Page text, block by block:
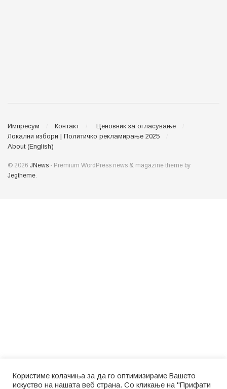
Импресум Контакт
Ценовник за огласување
Локални избори | Политичко рекламирање 2025
About (English)
© 2026 JNews - Premium WordPress news & magazine theme by
Jegtheme.
Користиме колачиња за да го оптимизираме Вашето
искуство на нашата веб страна. Со кликање на "Прифати